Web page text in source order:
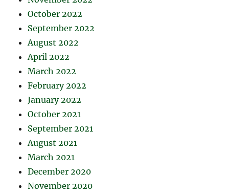
October 2022
September 2022
August 2022
April 2022
March 2022
February 2022
January 2022
October 2021
September 2021
August 2021
March 2021
December 2020
November 2020